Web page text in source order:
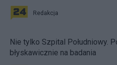
Redakcja
Nie tylko Szpital Południowy.
błyskawicznie na badania